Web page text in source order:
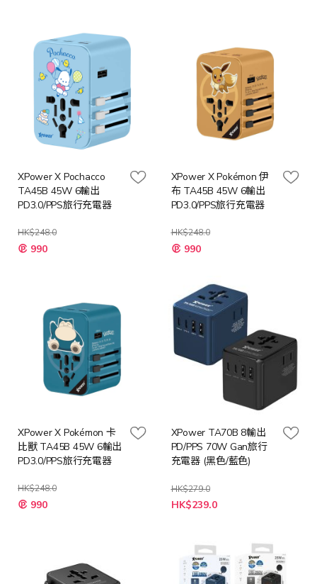
XPower X Pochacco
TA45B 45W 6輸出
PD3.0/PPS旅行充電器
HK$248.0
特
殊 990
XPower X Pokémon 伊
布 TA45B 45W 6輸出
PD3.0/PPS旅行充電器
HK$248.0
特
殊 990
XPower X Pokémon 卡
比獸 TA45B 45W 6輸出
PD3.0/PPS旅行充電器
HK$248.0
特
殊 990
XPower TA70B 8輸出
PD/PPS 70W Gan旅行
充電器 (黑色/藍色)
HK$279.0
HK$239.0